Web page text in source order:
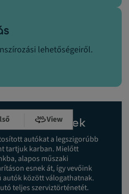
lehetőségeiről.
View
előzmények
autókat a legszigorúbb
tartjuk karban. Mielőtt
alapos műszaki
esnek át, így vevőink
között válogathatnak.
teljes szerviztörténetét.